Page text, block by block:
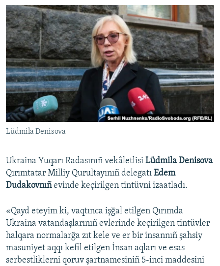
SÜRET
BLOGLAR
FİKİR
Русский
Українською
QOŞULIÑIZ!
RFE/RS bütün saytları
Lüdmila Denisova
Ukraina Yuqarı Radasınıñ vekâletlisi Lüdmila Denisova
Qırımtatar Milliy Qurultayınıñ delegatı Edem
Dudakovnıñevinde keçirilgen tintüvni izaatladı.
«Qayd eteyim ki, vaqtınca işğal etilgen Qırımda
Ukraina vatandaşlarınıñ evlerinde keçirilgen tintüvler
halqara normalarğa zıt kele ve er bir insannıñ şahsiy
masuniyet aqqı kefil etilgen İnsan aqları ve esas
serbestliklerni qoruv şartnamesiniñ 5-inci maddesini